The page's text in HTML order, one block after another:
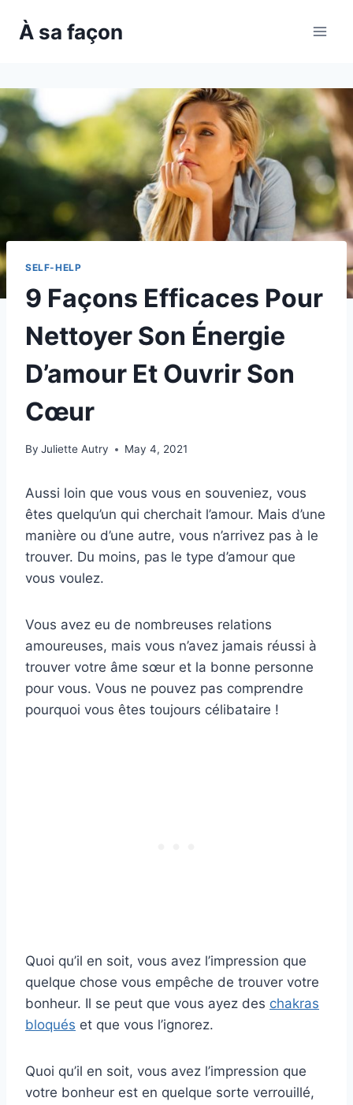
À sa façon
SELF-HELP
9 Façons Efficaces Pour
Nettoyer Son Énergie
D’amour Et Ouvrir Son
Cœur
By Juliette Autry May 4, 2021
Aussi loin que vous vous en souveniez, vous
êtes quelqu’un qui cherchait l’amour. Mais d’une
manière ou d’une autre, vous n’arrivez pas à le
trouver. Du moins, pas le type d’amour que
vous voulez.
Vous avez eu de nombreuses relations
amoureuses, mais vous n’avez jamais réussi à
trouver votre âme sœur et la bonne personne
pour vous. Vous ne pouvez pas comprendre
pourquoi vous êtes toujours célibataire !
Quoi qu’il en soit, vous avez l’impression que
quelque chose vous empêche de trouver votre
bonheur. Il se peut que vous ayez des chakras
bloqués et que vous l’ignorez.
Quoi qu’il en soit, vous avez l’impression que
votre bonheur est en quelque sorte verrouillé,